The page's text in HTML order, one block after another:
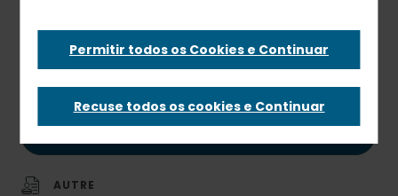
CHEFE DE COZINHA
(M/F) | BRAGA
AUTRE
Permitir todos os Cookies e Continuar
Recuse todos os cookies e Continuar